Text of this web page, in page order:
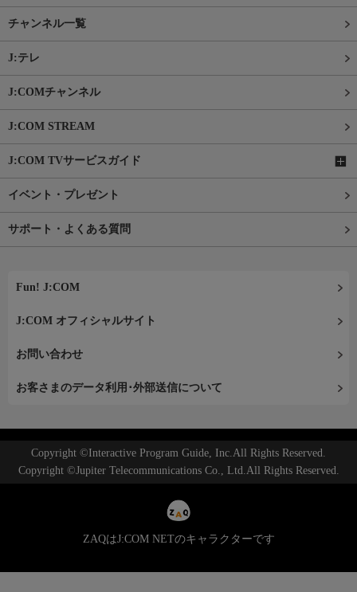
チャンネル一覧
J:テレ
J:COMチャンネル
J:COM STREAM
J:COM TVサービスガイド
イベント・プレゼント
サポート・よくある質問
Fun! J:COM
J:COM オフィシャルサイト
お問い合わせ
お客さまのデータ利用･外部送信について
Copyright ©Interactive Program Guide, Inc.All Rights Reserved.
Copyright ©Jupiter Telecommunications Co., Ltd.All Rights Reserved.
ZAQはJ:COM NETのキャラクターです